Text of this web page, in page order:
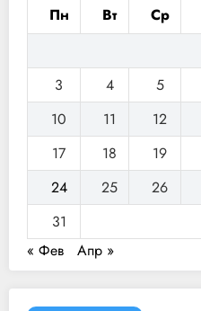
Пн
Вт Ср
3
4 5
10
11 12
17
18 19
24
25 26
31
« Фев
Апр »